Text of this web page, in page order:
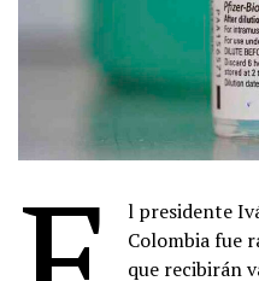
l presidente
Colombia fue
que recibirán